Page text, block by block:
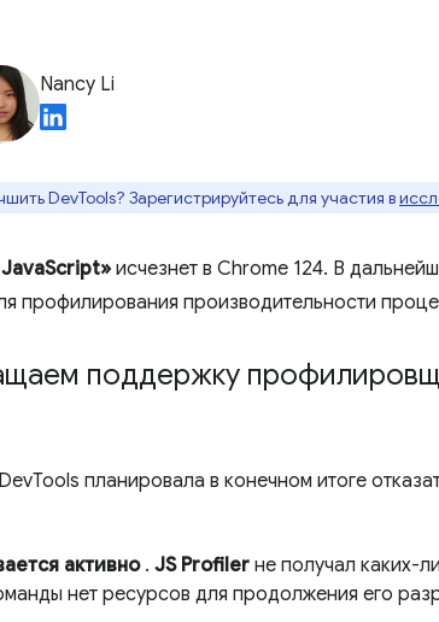
Nancy Li
DevTools? Зарегистрируйтесь для участия в
исчезнет в Chrome 124. В
профилирования производительности
поддержку
планировала в конечном итоге
активно. JS Profiler не получал каких-
нет ресурсов для продолжения его